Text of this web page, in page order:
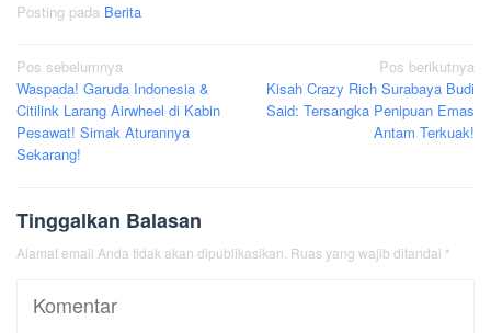
Posting pada Berita
Navigasi
pos
Pos sebelumnya
Waspada! Garuda Indonesia &
Citilink Larang Airwheel di Kabin
Pesawat! Simak Aturannya
Sekarang!
Pos berikutnya
Kisah Crazy Rich Surabaya Budi
Said: Tersangka Penipuan Emas
Antam Terkuak!
Tinggalkan Balasan
Alamat email Anda tidak akan dipublikasikan. Ruas yang wajib ditandai *